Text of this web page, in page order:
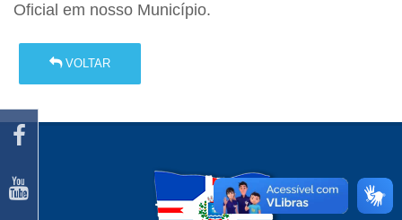
Oficial em nosso Município.
VOLTAR